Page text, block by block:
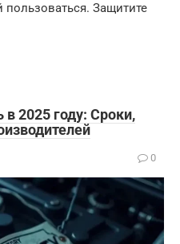
пользоваться. Защитите
в 2025 году: Сроки,
0